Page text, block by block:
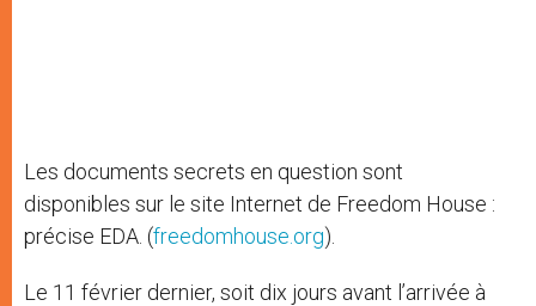
Les documents secrets en question sont
disponibles sur le site Internet de Freedom House :
précise EDA. (freedomhouse.org).
Le 11 février dernier, soit dix jours avant l’arrivée à